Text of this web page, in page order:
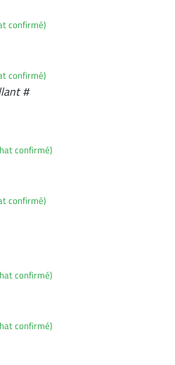
confirmé)
confirmé)
#
confirmé)
confirmé)
confirmé)
confirmé)